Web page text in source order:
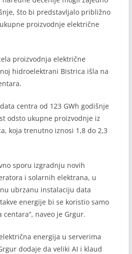
što bi predstavljalo približno
proizvodnje električne
proizvodnja električne
hidroelektrani Bistrica išla na
centra od 123 GWh godišnje
odsto ukupne proizvodnje iz
koja trenutno iznosi 1,8 do 2,3
sporu izgradnju novih
i solarnih elektrana, u
ubrzanu instalaciju data
energije bi se koristio samo
naveo je Grgur.
energija u serverima
dodaje da veliki AI i klaud